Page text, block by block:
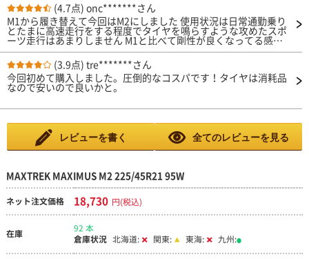
(4.7点) onc*******さん
M1から履き替えて今回はM2にしました 使用状況は日常通勤乗り
とたまに高速走行をする程度でタイヤを鳴らすような攻めたスポ
ーツ走行はあまりしません M1と比べて剛性が良くなってる感が
ありロードノイズも軽減されています燃費も若干改善されており
ます 劣ってると感じる面は今のところ無くて完全にM1の上位互
換かと思っております
(3.9点) tre*******さん
今回初めて購入しました。圧倒的なコスパです！タイヤは消耗品
なので安いので良いかと。
レビューを書く 全てのレビューを見る
MAXTREK MAXIMUS M2 225/45R21 95W
ネット注文価格 18,730 円(税込)
在庫
92 本
倉庫状況 北海道: 関東: 東海: 九州: